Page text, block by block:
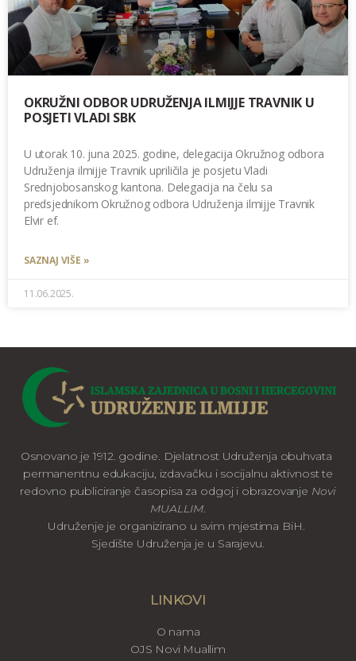
OKRUŽNI ODBOR UDRUŽENJA ILMIJJE TRAVNIK U
POSJETI VLADI SBK
U utorak 10. juna 2025. godine, delegacija Okružnog odbora
Udruženja ilmijje Travnik upriličila je posjetu Vladi
Srednjobosanskog kantona. Delegacija na čelu sa
predsjednikom Okružnog odbora Udruženja ilmijje Travnik
Elvir ef.
SAZNAJ VIŠE »
11.06.2025.
Osnovano je 1912. godine. Djelatnost Udruženja obuhvata
permanentnu edukaciju, izdavačku i socijalnu aktivnost te
redovno publiciranje časopisa za odgoj i obrazovanje Novi
MUALLIM.
Udruženje je organizirano u svim mjestima BiH.
Sjedište Udruženja je u Sarajevu.
LINKOVI
O nama
OJS Novi Muallim